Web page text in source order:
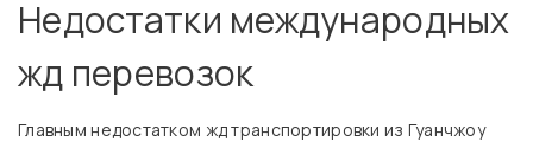
Недостатки международных
жд перевозок
Главным недостатком жд транспортировки из Гуанчжоу